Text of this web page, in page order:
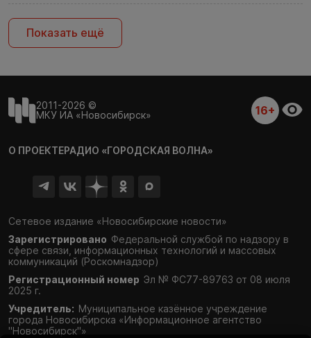
Показать ещё
2011-2026 ©
МКУ ИА «Новосибирск»
16+
О ПРОЕКТЕРАДИО «ГОРОДСКАЯ ВОЛНА»
Сетевое издание «Новосибирские новости»
Зарегистрировано Федеральной службой по надзору в
сфере связи, информационных технологий и массовых
коммуникаций (Роскомнадзор)
Регистрационный номер Эл № ФС77-89763 от 08 июля
2025 г.
Учредитель: Муниципальное казённое учреждение
города Новосибирска «Информационное агентство
"Новосибирск"»